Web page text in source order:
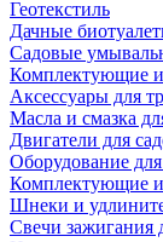
Геотекстиль
Дачные
Садовые
Комплектующие и
Аксессуары для
Масла и смазка
Двигатели для
Оборудование
Комплектующие
Шнеки и
Свечи зажигания